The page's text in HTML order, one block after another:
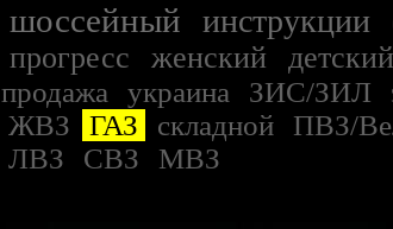
шоссейный
инструкции
прогресс
женский детский
продажа
украина ЗИС/ЗИЛ
ЖВЗ
ГАЗ складной ПВЗ/
ЛВЗ
СВЗ МВЗ